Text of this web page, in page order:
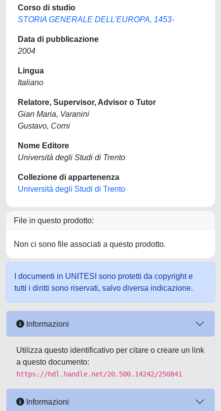
Corso di studio
STORIA GENERALE DELL'EUROPA, 1453-
Data di pubblicazione
2004
Lingua
Italiano
Relatore, Supervisor, Advisor o Tutor
Gian Maria, Varanini
Gustavo, Corni
Nome Editore
Università degli Studi di Trento
Collezione di appartenenza
Università degli Studi di Trento
File in questo prodotto:
Non ci sono file associati a questo prodotto.
I documenti in UNITESI sono protetti da copyright e
tutti i diritti sono riservati, salvo diversa indicazione.
Informazioni
Utilizza questo identificativo per citare o creare un link
a questo documento:
https://hdl.handle.net/20.500.14242/250841
Informazioni